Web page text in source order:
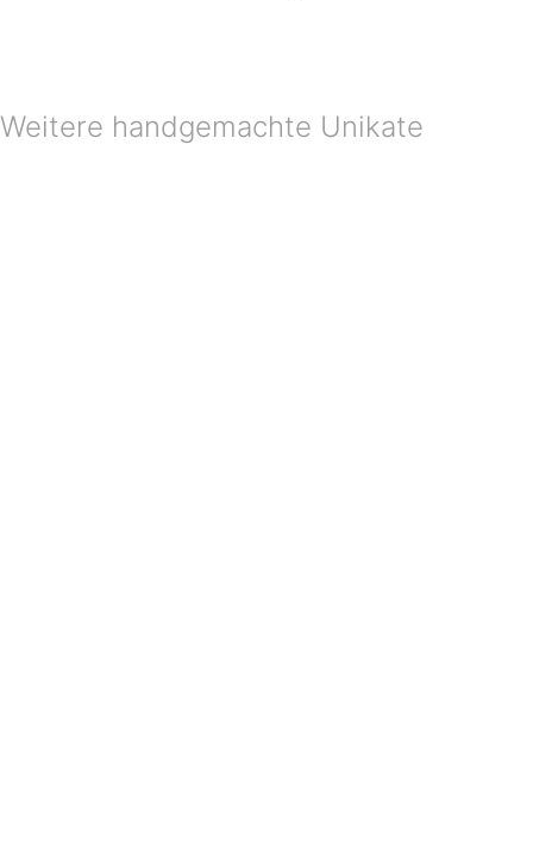
Weitere handgemachte Unikate